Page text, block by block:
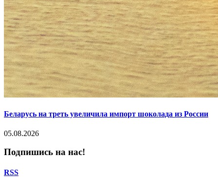
Беларусь на треть увеличила импорт шоколада из России
05.08.2026
Подпишись на нас!
RSS